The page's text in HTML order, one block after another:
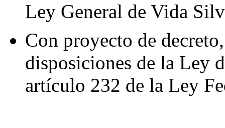
Ley General de Vida
Con proyecto de
disposiciones de la Ley
artículo 232 de la Ley